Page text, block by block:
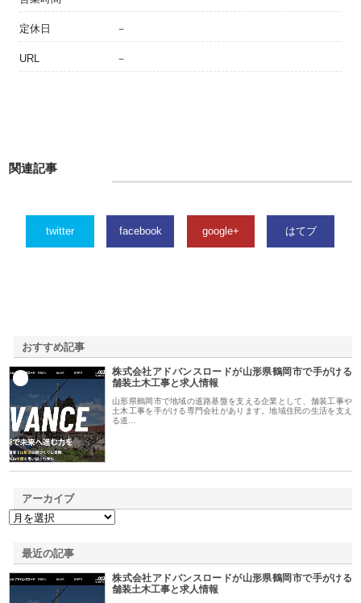
定休日 －
URL －
関連記事
twitter facebook google+ はてブ
おすすめ記事
株式会社アドバンスロードが山形県鶴岡市で手がける
舗装土木工事と求人情報
山形県鶴岡市で地域の道路基盤を支える企業として、舗装工事や
土木工事を手がける専門会社があります。地域住民の生活を支え
る道…
アーカイブ
最近の記事
株式会社アドバンスロードが山形県鶴岡市で手がける
舗装土木工事と求人情報